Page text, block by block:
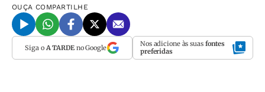
OUÇA COMPARTILHE
Siga o A TARDEno Google Nos adicione às suas fontes
preferidas